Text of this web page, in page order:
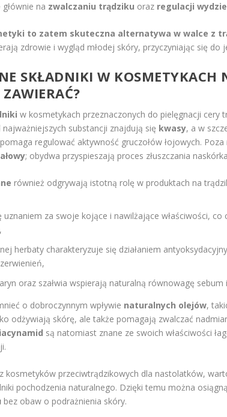
na zwalczaniu trądziku oraz regulacji
to zatem skuteczna alternatywa w walce z
zdrowie i wygląd młodej skóry, przyczyniając się do
SKŁADNIKI W KOSMETYKACH
w kosmetykach przeznaczonych do pielęgnacji cery
najważniejszych substancji znajdują się kwasy, a w
regulować aktywność gruczołów łojowych.
; obydwa przyspieszają proces złuszczania
również odgrywają istotną rolę w produktach na
uznaniem za swoje kojące i nawilżające właściwości,
herbaty charakteryzuje się działaniem
oraz szałwia wspierają naturalną równowagę sebum
o dobroczynnym wpływie naturalnych olejów,
odżywiają skórę, ale także pomagają zwalczać
są natomiast znane ze swoich właściwości
kosmetyków przeciwtrądzikowych dla nastolatków,
pochodzenia naturalnego. Dzięki temu można
bez obaw o podrażnienia skóry.